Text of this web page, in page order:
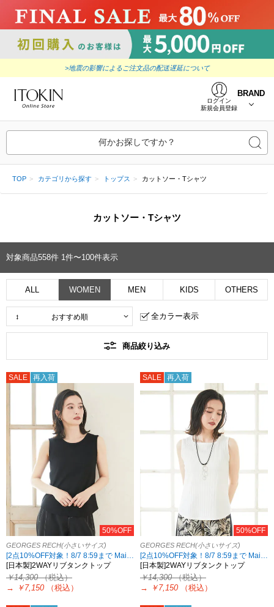
>地震の影響によるご注文品の配送遅延について
ログイン
新規会員登録
BRAND
何かお探しですか？
TOP カテゴリから探す トップス カットソー・Tシャツ
カットソー・Tシャツ
対象商品558件 1件〜100件表示
ALL WOMEN MEN KIDS OTHERS
全カラー表示
商品絞り込み
SALE 再入荷
50%OFF
GEORGES RECH(小さいサイズ)
[2点10%OFF対象！8/7 8:59まで Maison de CINQ限定]
[日本製]2WAYリブタンクトップ
￥14,300（税込）
→
￥7,150 （税込）
SALE 再入荷
50%OFF
GEORGES RECH(小さいサイズ)
[2点10%OFF対象！8/7 8:59まで Maison de CINQ限定]
[日本製]2WAYリブタンクトップ
￥14,300（税込）
→
￥7,150 （税込）